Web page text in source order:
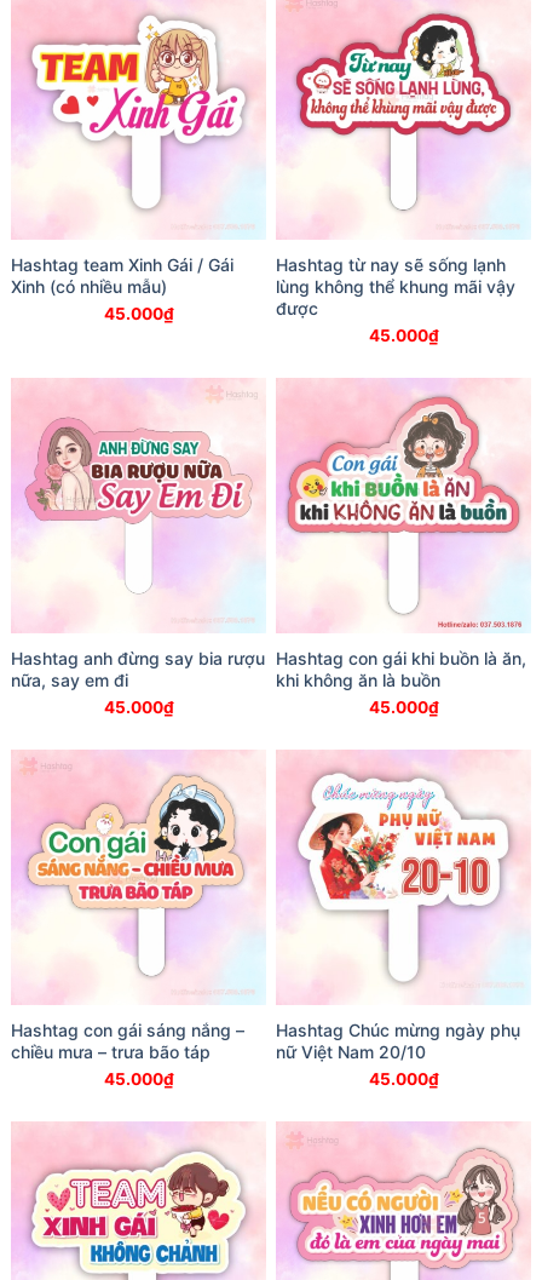
Hashtag team Xinh Gái / Gái
Xinh (có nhiều mẫu)
45.000₫
Hashtag từ nay sẽ sống lạnh
lùng không thể khung mãi vậy
được
45.000₫
Hashtag anh đừng say bia rượu
nữa, say em đi
45.000₫
Hashtag con gái khi buồn là ăn,
khi không ăn là buồn
45.000₫
Hashtag con gái sáng nắng –
chiều mưa – trưa bão táp
45.000₫
Hashtag Chúc mừng ngày phụ
nữ Việt Nam 20/10
45.000₫